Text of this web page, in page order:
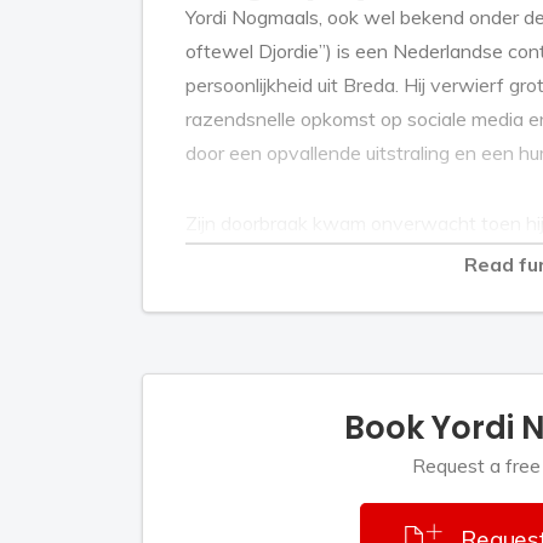
Yordi Nogmaals, ook wel bekend onder
oftewel Djordie”) is een Nederlandse
persoonlijkheid uit Breda. Hij verwierf
razendsnelle opkomst op sociale media
door een opvallende uitstraling en een
in diens straatformat. Het gesprek
en Hakken over de Sloot. Maar het
samen met Essociaal de felbegeerde
Read
Book Yordi
Request a